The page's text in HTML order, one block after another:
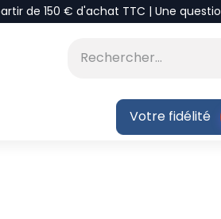
de 150 € d'achat TTC | Une
Votre fidélité